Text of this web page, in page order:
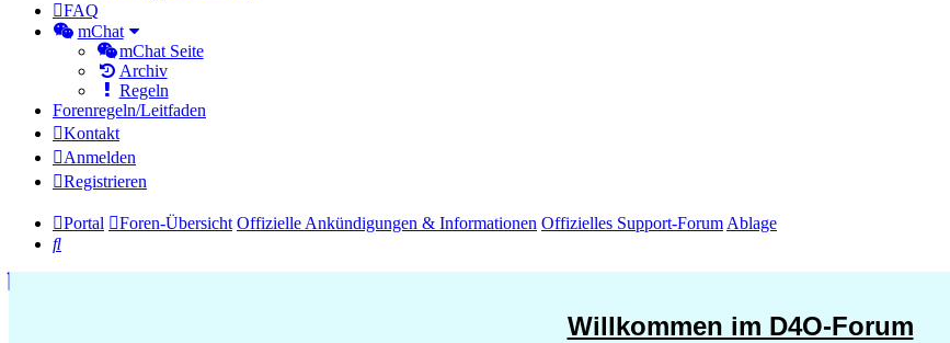
FAQ
mChat
mChat Seite
Archiv
Regeln
Forenregeln/Leitfaden
Kontakt
Anmelden
Registrieren
Portal Foren-Übersicht Offizielle Ankündigungen & Informationen Offizielles Support-ForumAblage
Suche
Willkommen im D4O-Forum